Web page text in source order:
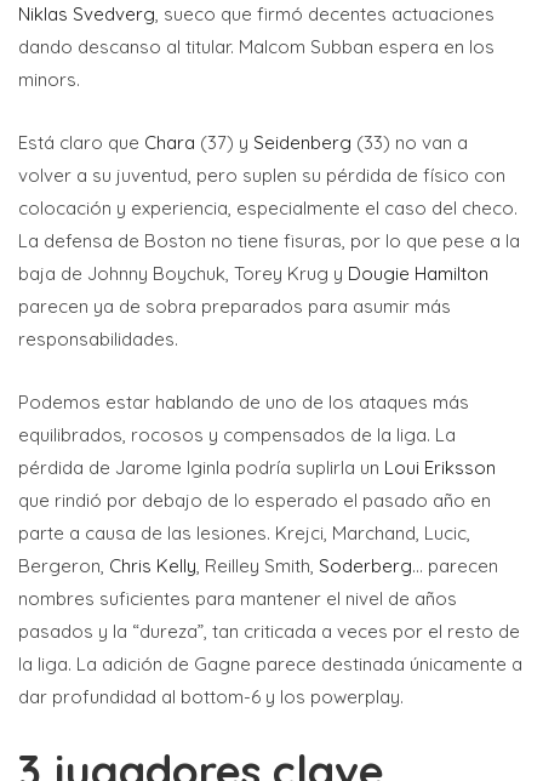
Niklas Svedverg, sueco que firmó decentes actuaciones
dando descanso al titular. Malcom Subban espera en los
minors.
Está claro que Chara (37) y Seidenberg (33) no van a
volver a su juventud, pero suplen su pérdida de físico con
colocación y experiencia, especialmente el caso del checo.
La defensa de Boston no tiene fisuras, por lo que pese a la
baja de Johnny Boychuk, Torey Krug y Dougie Hamilton
parecen ya de sobra preparados para asumir más
responsabilidades.
Podemos estar hablando de uno de los ataques más
equilibrados, rocosos y compensados de la liga. La
pérdida de Jarome Iginla podría suplirla un Loui Eriksson
que rindió por debajo de lo esperado el pasado año en
parte a causa de las lesiones. Krejci, Marchand, Lucic,
Bergeron, Chris Kelly, Reilley Smith, Soderberg… parecen
nombres suficientes para mantener el nivel de años
pasados y la “dureza”, tan criticada a veces por el resto de
la liga. La adición de Gagne parece destinada únicamente a
dar profundidad al bottom-6 y los powerplay.